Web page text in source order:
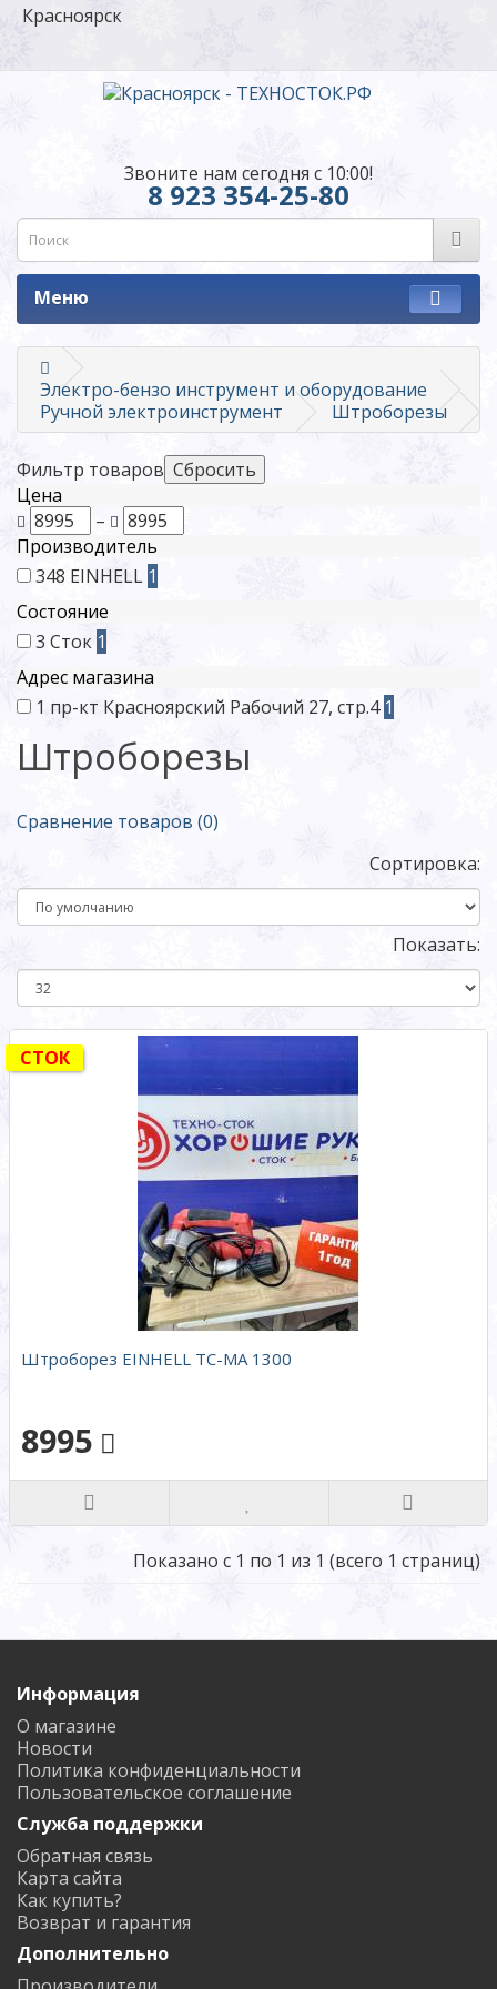
Красноярск
Звоните нам сегодня с 10:00!
8 923 354-25-80
Меню
Электро-бензо инструмент и оборудование
Ручной электроинструмент
Штроборезы
Фильтр товаров
Цена
–
Производитель
348 EINHELL 1
Состояние
3 Сток 1
Адрес магазина
1 пр-кт Красноярский Рабочий 27, стр.4 1
Штроборезы
Сравнение товаров (0)
Сортировка:
Показать:
СТОК
Штроборез EINHELL TC-MA 1300
8995
Показано с 1 по 1 из 1 (всего 1 страниц)
Информация
О магазине
Новости
Политика конфиденциальности
Пользовательское соглашение
Служба поддержки
Обратная связь
Карта сайта
Как купить?
Возврат и гарантия
Дополнительно